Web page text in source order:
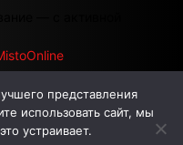
— с активной
РЕКЛАМА НА САЙТЕ
представления
использовать сайт, мы
устраивает.